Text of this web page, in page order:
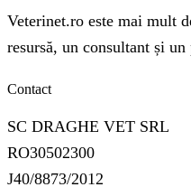
Veterinet.ro este mai mult
resursă, un consultant și un
Contact
SC DRAGHE VET SRL
RO30502300
J40/8873/2012